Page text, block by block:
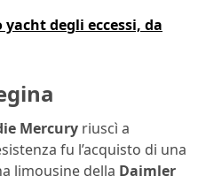
degli eccessi, da
Mercury riuscì a
fu l’acquisto di una
limousine della Daimler